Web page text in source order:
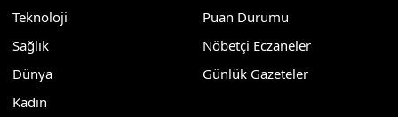
Teknoloji
Sağlık
Dünya
Kadın
Puan Durumu
Nöbetçi Eczaneler
Günlük Gazeteler